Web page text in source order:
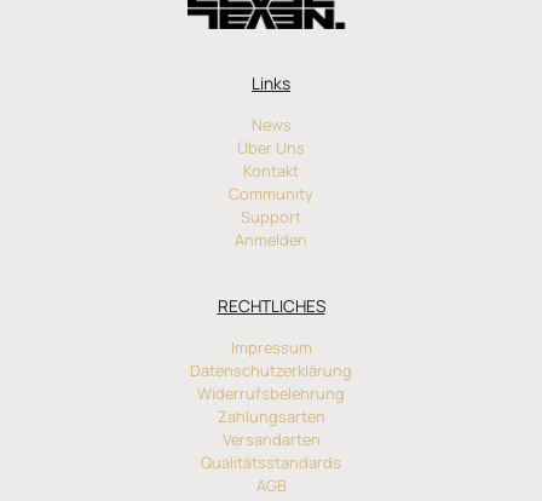
Links
News
Über Uns
Kontakt
Community
Support
Anmelden
RECHTLICHES
Impressum
Datenschutzerklärung
Widerrufsbelehrung
Zahlungsarten
Versandarten
Qualitätsstandards
AGB